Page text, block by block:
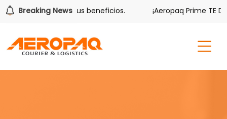
Breaking News
también tiene sus beneficios. ¡Aeropaq Prime TE DA